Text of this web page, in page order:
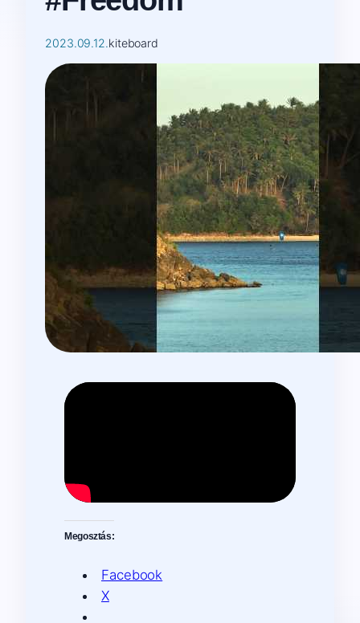
2023.09.12.kiteboard
Megosztás:
Facebook
X